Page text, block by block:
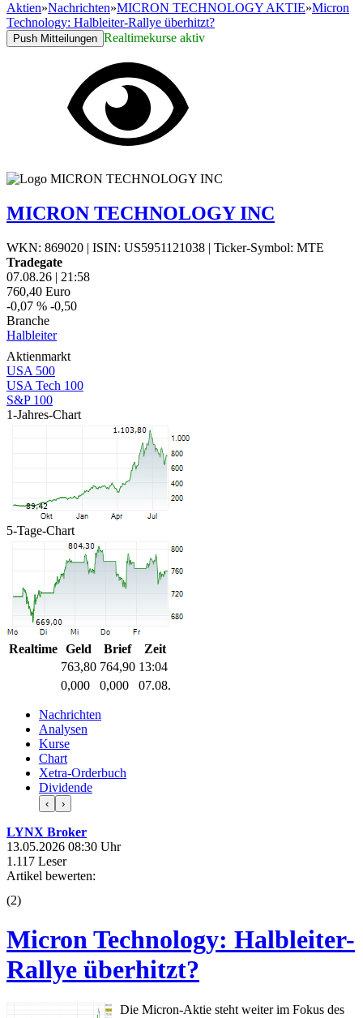
Aktien»Nachrichten»MICRON TECHNOLOGY AKTIE»Micron
Technology: Halbleiter-Rallye überhitzt?
Push Mitteilungen Realtimekurse aktiv
MICRON TECHNOLOGY INC
WKN: 869020 | ISIN: US5951121038 | Ticker-Symbol: MTE
Tradegate
07.08.26 | 21:58
760,40 Euro
-0,07 % -0,50
Branche
Halbleiter
Aktienmarkt
USA 500
USA Tech 100
S&P 100
1-Jahres-Chart
5-Tage-Chart
Realtime Geld Brief
Zeit
763,80 764,90 13:04
0,000
0,000 07.08.
Nachrichten
Analysen
Kurse
Chart
Xetra-Orderbuch
Dividende
‹ ›
LYNX Broker
13.05.2026 08:30 Uhr
1.117 Leser
Artikel bewerten:
(2)
Micron Technology: Halbleiter-
Rallye überhitzt?
Die Micron-Aktie steht weiter im Fokus des